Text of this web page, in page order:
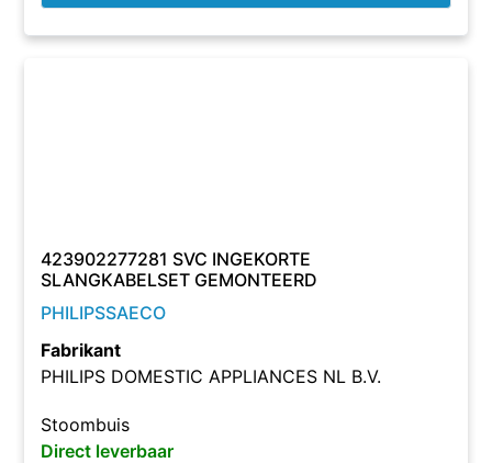
423902277281 SVC INGEKORTE
SLANGKABELSET GEMONTEERD
PHILIPSSAECO
Fabrikant
PHILIPS DOMESTIC APPLIANCES NL B.V.
Stoombuis
Direct leverbaar